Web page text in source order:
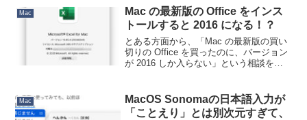
Mac
Mac の最新版の Office をインス
トールすると 2016 になる！？
とある方面から、「Mac の最新版の買い
切りの Office を買ったのに、バージョン
が 2016 しか入らない」という相談を受
ており、また、今...
Mac
MacOS Sonomaの日本語入力が
「ことえり」とは別次元すぎて、